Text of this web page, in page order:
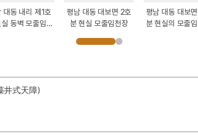
대동 내리 제1호
동벽 모줄임천
평남 대동 대보면 2호
분 현실 모줄임천장
평남 대동 대보
분 현실의 모줄
井式天障)